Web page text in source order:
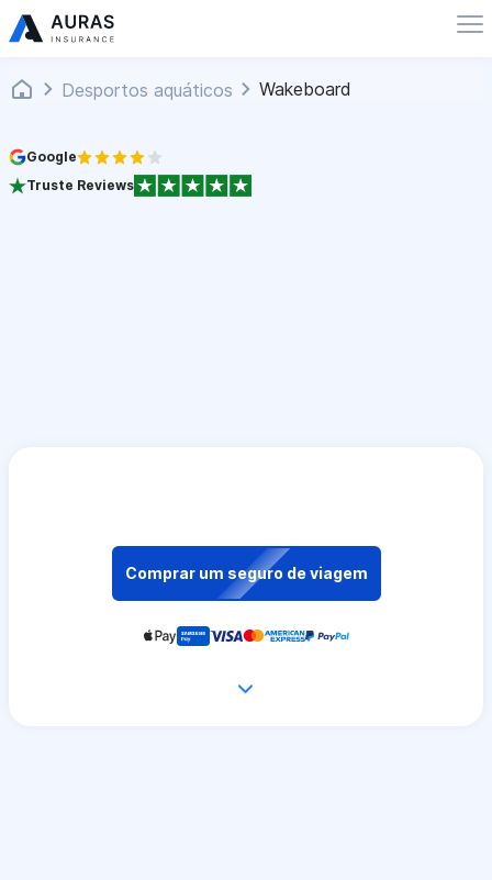
Desportos aquáticos Wakeboard
Google
Truste Reviews
Comprar um seguro de viagem